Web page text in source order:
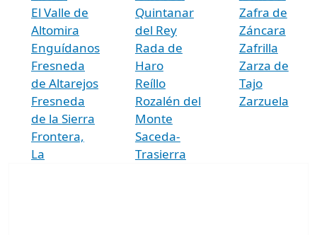
El Valle de
Altomira
Enguídanos
Fresneda
de Altarejos
Fresneda
de la Sierra
Frontera,
La
Quintanar
del Rey
Rada de
Haro
Reíllo
Rozalén del
Monte
Saceda-
Trasierra
Zafra de
Záncara
Zafrilla
Zarza de
Tajo
Zarzuela